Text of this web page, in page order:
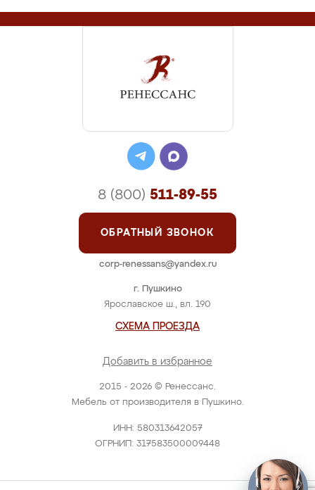
2015 - 2026 © Ренессанс.
Мебель от производителя в Пушкино.
ИНН: 580313642057
ОГРНИП: 317583500009448
г. Пушкино
Ярославское ш., вл. 190
СХЕМА ПРОЕЗДА
Добавить в избранное
8 (800) 511-89-55
ОБРАТНЫЙ ЗВОНОК
corp-renessans@yandex.ru